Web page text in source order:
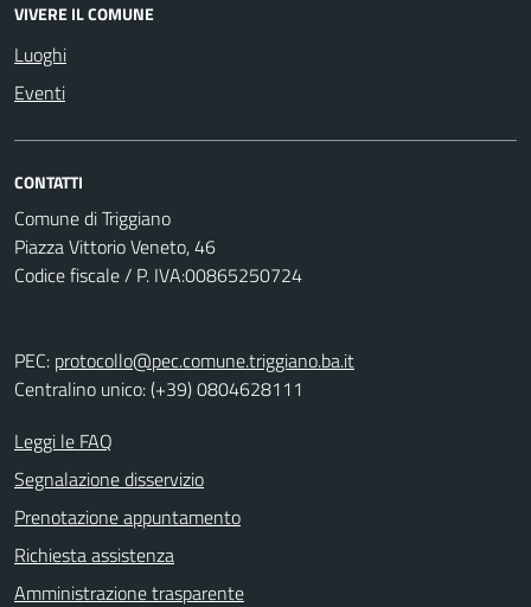
VIVERE IL COMUNE
Luoghi
Eventi
CONTATTI
Comune di Triggiano
Piazza Vittorio Veneto, 46
Codice fiscale / P. IVA:00865250724
PEC: protocollo@pec.comune.triggiano.ba.it
Centralino unico: (+39) 0804628111
Leggi le FAQ
Segnalazione disservizio
Prenotazione appuntamento
Richiesta assistenza
Amministrazione trasparente